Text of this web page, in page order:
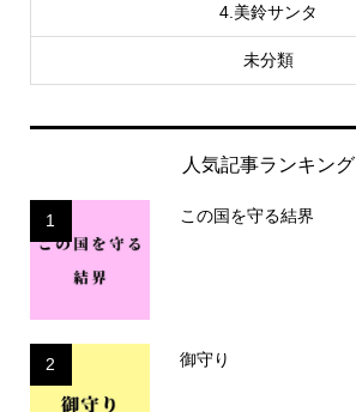
4.美鈴サンタ
未分類
人気記事ランキング
1 この国を守る結界
2 御守り